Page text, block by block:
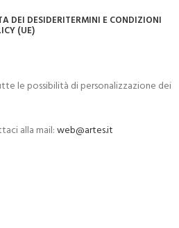
DEI DESIDERITERMINI E CONDIZIONI
(UE)
le possibilità di personalizzazione dei
alla mail:web@artes.it